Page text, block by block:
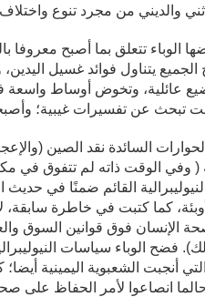
والديني من مجرد تنوع
تتعلق بما أصبح معروفا
يتناول فوائد غسيل
عائلية، وتخوض أوساط
تبحث عن تفسيرات غيبية؛
السائدة نقد الصين
الوقت ذاته لم تتفوق في
القائم ضمنًا في
كما كتبت في خاطرة سابقة،
الإنسان فوق قوانين السوق
فضح الوباء سياسات
أنجبت الشعبوية اليمينية
انصاعوا لأمر الحفاظ على